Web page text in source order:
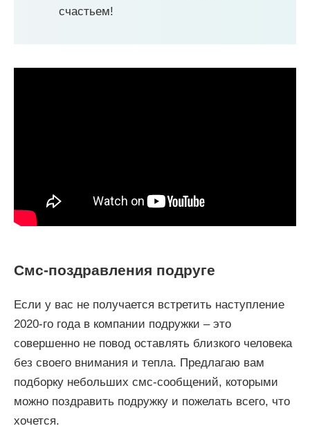
счастьем!
Смс-поздравления подруге
Если у вас не получается встретить наступление
2020-го года в компании подружки – это
совершенно не повод оставлять близкого человека
без своего внимания и тепла. Предлагаю вам
подборку небольших смс-сообщений, которыми
можно поздравить подружку и пожелать всего, что
хочется.